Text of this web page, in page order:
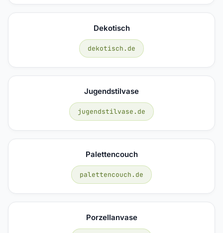
Dekotisch
dekotisch.de
Jugendstilvase
jugendstilvase.de
Palettencouch
palettencouch.de
Porzellanvase